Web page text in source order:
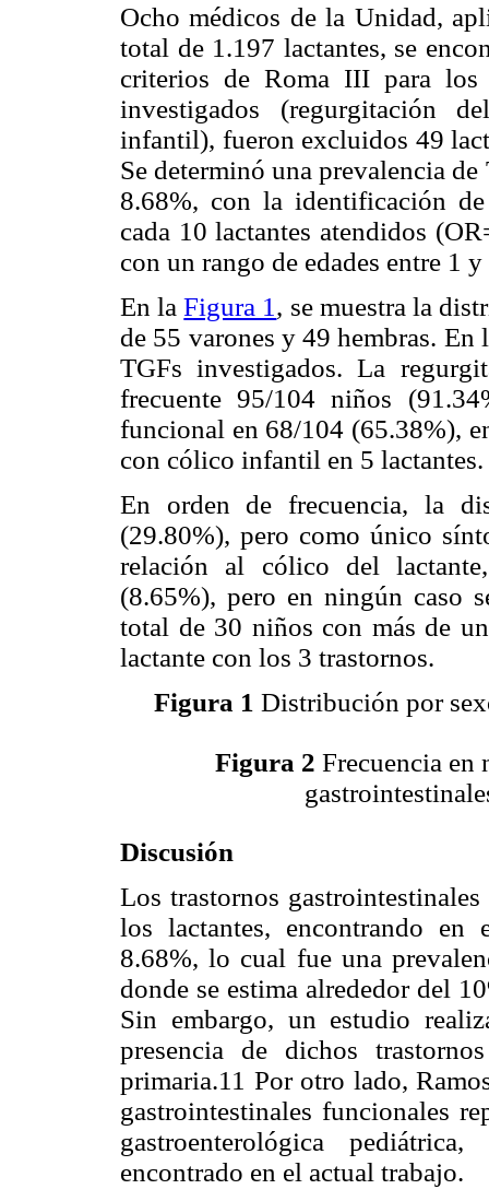
Ocho médicos de la Unidad,
total de 1.197 lactantes, se
criterios de Roma III para los
investigados (regurgitación
infantil), fueron excluidos 49
Se determinó una prevalencia
8.68%, con la identificación
cada 10 lactantes atendidos
con un rango de edades entre 1 y
En laFigura 1 , se muestra la
de 55 varones y 49 hembras. En
TGFs investigados. La
frecuente 95/104 niños
funcional en 68/104 (65.38%),
con cólico infantil en 5 lactantes.
En orden de frecuencia, la
(29.80%), pero como único
relación al cólico del
(8.65%), pero en ningún caso
total de 30 niños con más de
lactante con los 3 trastornos.
Figura 1 Distribución por
Figura 2 Frecuencia en
Discusión
Los trastornos
los lactantes, encontrando en
8.68%, lo cual fue una
donde se estima alrededor del
Sin embargo, un estudio
presencia de dichos
primaria.11 Por otro lado,
gastrointestinales funcionales
gastroenterológica
encontrado en el actual trabajo.